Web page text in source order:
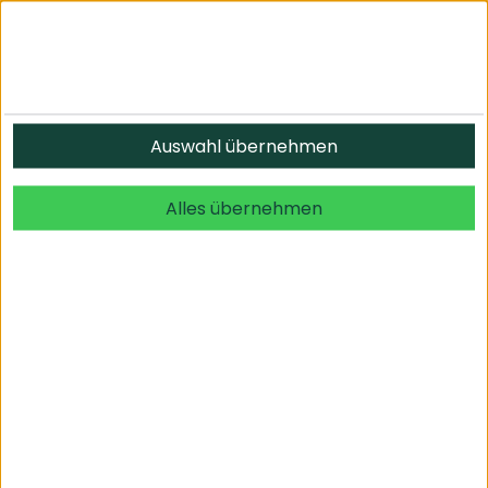
Der Anbieter wurde nicht gefunden
Auswahl übernehmen
Alles übernehmen